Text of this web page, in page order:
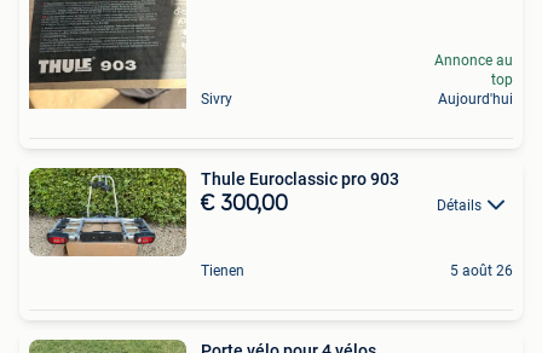
Sivry
Annonce au
top
Aujourd'hui
Thule Euroclassic pro 903
€ 300,00 Détails
Tienen 5 août 26